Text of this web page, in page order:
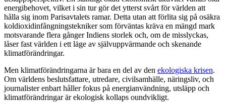
energibehovet, vilket i sin tur gör det ytterst svårt för världen att
hålla sig inom Parisavtalets ramar. Detta utan att förlita sig på osäkra
koldioxidinfångningstekniker som förväntas kräva en mängd mark
motsvarande flera gånger Indiens storlek och, om de misslyckas,
låser fast världen i ett läge av självuppvärmande och skenande
klimatförändringar.
Men klimatförändringarna är bara en del av den ekologiska krisen.
Om världens beslutsfattare, utredare, civilsamhälle, näringsliv, och
journalister enbart håller fokus på energianvändning, utsläpp och
klimatförändringar är ekologisk kollaps oundvikligt.